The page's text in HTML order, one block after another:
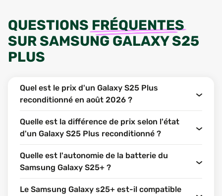
QUESTIONS FRÉQUENTES
SURSAMSUNG GALAXY S25
PLUS
Quel est le prix d'un Galaxy S25 Plus
reconditionné en août 2026 ?
Quelle est la différence de prix selon l'état
d'un Galaxy S25 Plus reconditionné ?
Quelle est l'autonomie de la batterie du
Samsung Galaxy S25+ ?
Le Samsung Galaxy s25+ est-il compatible